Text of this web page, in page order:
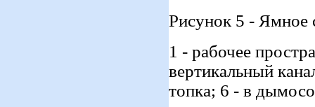
Рисунок 5 - Ямное
1 - рабочее
вертикальный
топка; 6 - в